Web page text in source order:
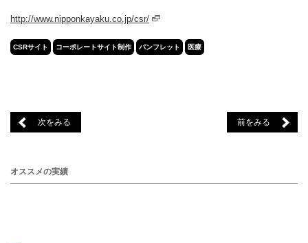
http://www.nipponkayaku.co.jp/csr/
CSRサイト コーポレートサイト制作 パンフレット 医療
次をみる 前をみる
オススメの実績